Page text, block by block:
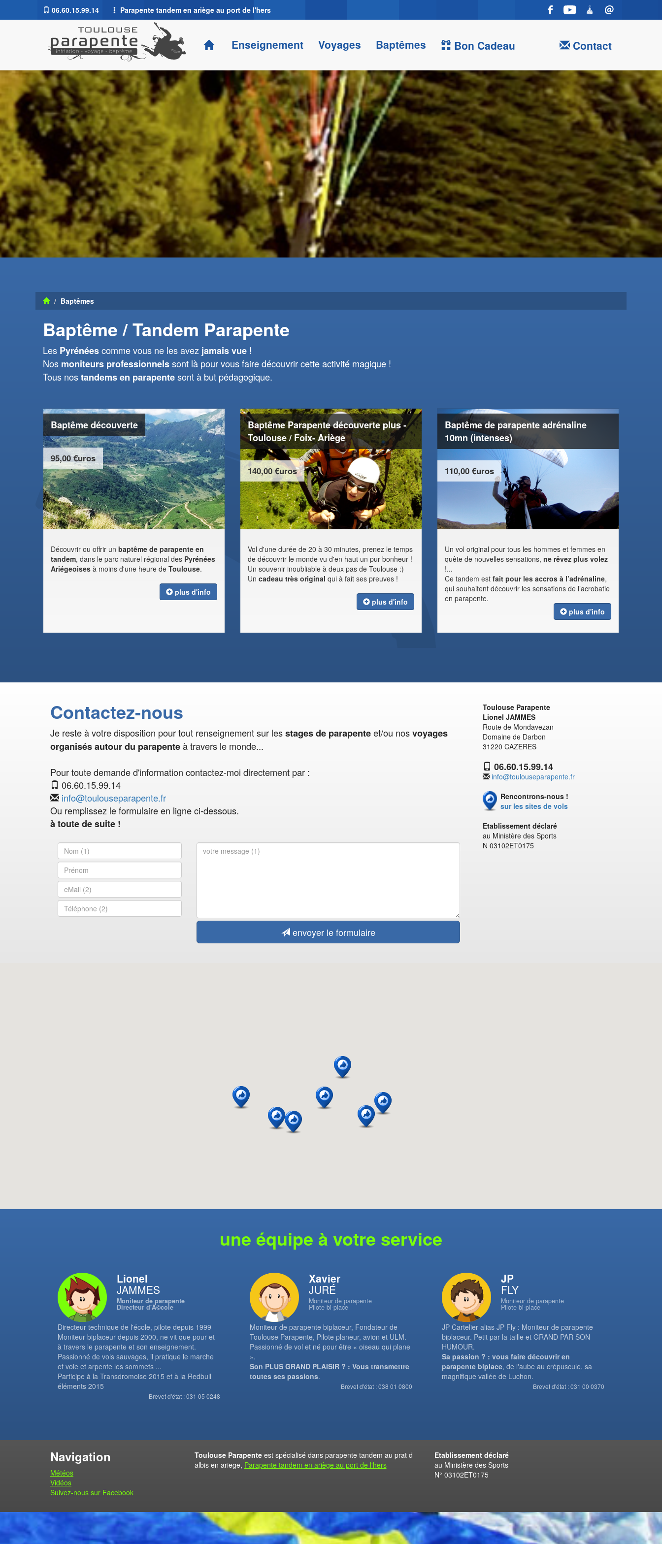
06.60.15.99.14 Parapente tandem en ariège au port de l'hers
Enseignement Voyages Baptêmes Bon Cadeau Contact
Baptêmes
Baptême / Tandem Parapente
Les Pyrénéescomme vous ne les avez jamais vue !
Nos moniteurs professionnelssont là pour vous faire découvrir cette activité magique !
Tous nostandems en parapentesont à but pédagogique.
Baptême découverte
95,00 €uros
Découvrir ou offrir un baptême de parapente en
tandem, dans le parc naturel régional des Pyrénées
Ariégeoises à moins d'une heure de Toulouse.
plus d'info
Baptême Parapente découverte plus -
Toulouse / Foix- Ariège
140,00 €uros
Vol d'une durée de 20 à 30 minutes, prenez le temps
de découvrir le monde vu d'en haut un pur bonheur !
Un souvenir inoubliable à deux pas de Toulouse :)
Un cadeau très original qui à fait ses preuves !
plus d'info
Baptême de parapente adrénaline
10mn (intenses)
110,00 €uros
Un vol original pour tous les hommes et femmes en
quête de nouvelles sensations, ne rêvez plus volez
!...
Ce tandem est fait pour les accros à l’adrénaline,
qui souhaitent découvrir les sensations de l’acrobatie
en parapente.
plus d'info
Contactez-nous
Je reste à votre disposition pour tout renseignement sur lesstages de parapenteet/ou nosvoyages
organisés autour du parapenteà travers le monde...
Pour toute demande d'information contactez-moi directement par :
06.60.15.99.14
info@toulouseparapente.fr
Ou remplissez le formulaire en ligne ci-dessous.
à toute de suite !
envoyer le formulaire
Toulouse Parapente
Lionel JAMMES
Route de Mondavezan
Domaine de Darbon
31220 CAZERES
06.60.15.99.14
info@toulouseparapente.fr
Rencontrons-nous !
sur les sites de vols
Etablissement déclaré
au Ministère des Sports
N 03102ET0175
une équipe à votre service
Lionel
JAMMES
Moniteur de parapente
Directeur d'Ã©cole
Directeur technique de l'école, pilote depuis 1999
Moniteur biplaceur depuis 2000, ne vit que pour et
à travers le parapente et son enseignement.
Passionné de vols sauvages, il pratique le marche
et vole et arpente les sommets ...
Participe à la Transdromoise 2015 et à la Redbull
éléments 2015
Brevet d'état : 031 05 0248
Xavier
JURÉ
Moniteur de parapente
Pilote bi-place
Moniteur de parapente biplaceur, Fondateur de
Toulouse Parapente, Pilote planeur, avion et ULM.
Passionné de vol et né pour être « oiseau qui plane
».
Son PLUS GRAND PLAISIR ? : Vous transmettre
toutes ses passions.
Brevet d'état : 038 01 0800
JP
FLY
Moniteur de parapente
Pilote bi-place
JP Cartelier alias JP Fly : Moniteur de parapente
biplaceur. Petit par la taille et GRAND PAR SON
HUMOUR.
Sa passion ? : vous faire découvrir en
parapente biplace, de l'aube au crépuscule, sa
magnifique vallée de Luchon.
Brevet d'état : 031 00 0370
Navigation
Météos
Vidéos
Suivez-nous sur Facebook
Toulouse Parapenteest spécialisé dans parapente tandem au prat d
albis en ariege, Parapente tandem en ariège au port de l'hers
Etablissement déclaré
au Ministère des Sports
N° 03102ET0175